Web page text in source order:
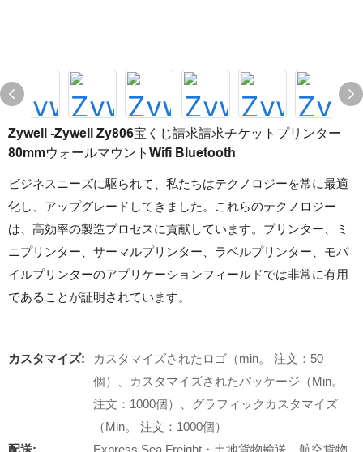
Zywell -Zywell Zy806宝くじ請求請求チケットプリンター
80mmウォールマウントWifi Bluetooth
ビジネスニーズに駆られて、私たちはテクノロジーを常に最適
化し、アップグレードしてきました。これらのテクノロジー
は、高効率の製造プロセスに貢献しています。プリンター、ミ
ニプリンター、サーマルプリンター、ラベルプリンター、モバ
イルプリンターのアプリケーションフィールドでは非常に有用
であることが証明されています。
カスタマイズ:
カスタマイズされたロゴ（min。 注文：50
個）、カスタマイズされたパッケージ（Min。
注文：1000個）、グラフィックカスタマイズ
（Min。 注文：1000個）
配送:
Express Sea Freight・土地貨物輸送。航空貨物